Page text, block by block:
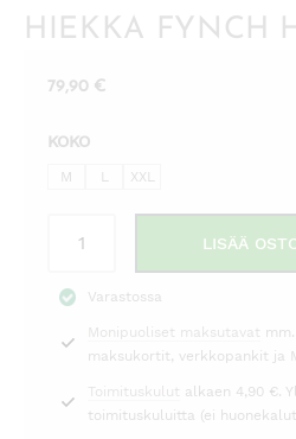
HIEKKA FYNCH
79,90 €
KOKO
M L XXL
kuviollinen
Fynch
Hatton
määrä
LISÄÄ
Varastossa
Monipuoliset maksutavat
maksukortit, verkkopankit ja
Toimituskulut alkaen 4,90 €.
toimituskuluitta (ei